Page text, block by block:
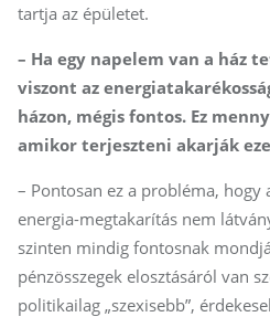
tartja az épületet.
– Ha egy napelem van a ház
viszont az
házon, mégis fontos. Ez
amikor terjeszteni akarják
– Pontosan ez a probléma, hogy
energia-megtakarítás nem
szinten mindig fontosnak
pénzösszegek elosztásáról van
politikailag „szexisebb”,